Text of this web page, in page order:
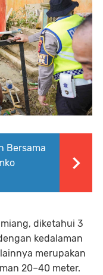
Bersama
diketahui 3
kedalaman
merupakan
20–40 meter.